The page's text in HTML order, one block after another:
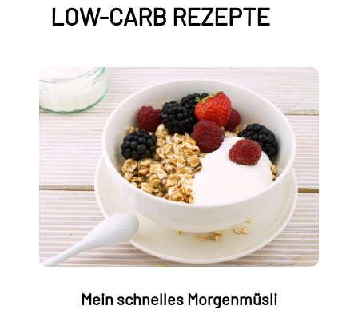
LOW-CARB REZEPTE
Mein schnelles Morgenmüsli